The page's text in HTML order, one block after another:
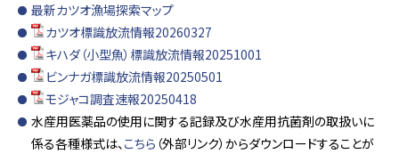
最新カツオ漁場探索マップ
カツオ標識放流情報20260327
キハダ（小型魚）標識放流情報20251001
ビンナガ標識放流情報20250501
モジャコ調査速報20250418
水産用医薬品の使用に関する記録及び水産用抗菌剤の取扱いに
係る各種様式は、こちら （外部リンク）からダウンロードすることが